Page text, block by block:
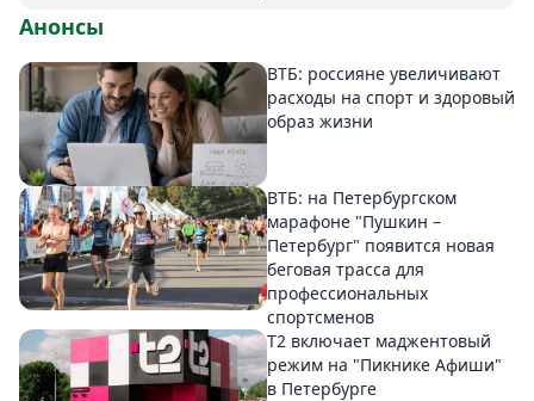
Анонсы
ВТБ: россияне увеличивают
расходы на спорт и здоровый
образ жизни
ВТБ: на Петербургском
марафоне "Пушкин –
Петербург" появится новая
беговая трасса для
профессиональных
спортсменов
Т2 включает маджентовый
режим на "Пикнике Афиши"
в Петербурге